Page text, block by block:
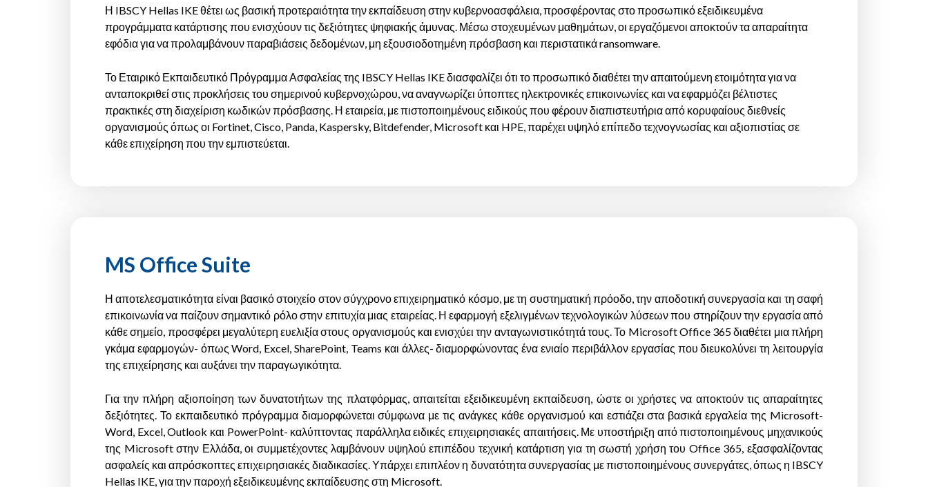
Η IBSCY Hellas IKE θέτει ως βασική προτεραιότητα την εκπαίδευση στην κυβερνοασφάλεια, προσφέροντας στο προσωπικό εξειδικευμένα
προγράμματα κατάρτισης που ενισχύουν τις δεξιότητες ψηφιακής άμυνας. Μέσω στοχευμένων μαθημάτων, οι εργαζόμενοι αποκτούν τα απαραίτητα
εφόδια για να προλαμβάνουν παραβιάσεις δεδομένων, μη εξουσιοδοτημένη πρόσβαση και περιστατικά ransomware.
Το Εταιρικό Εκπαιδευτικό Πρόγραμμα Ασφαλείας της IBSCY Hellas IKE διασφαλίζει ότι το προσωπικό διαθέτει την απαιτούμενη ετοιμότητα για να
ανταποκριθεί στις προκλήσεις του σημερινού κυβερνοχώρου, να αναγνωρίζει ύποπτες ηλεκτρονικές επικοινωνίες και να εφαρμόζει βέλτιστες
πρακτικές στη διαχείριση κωδικών πρόσβασης. Η εταιρεία, με πιστοποιημένους ειδικούς που φέρουν διαπιστευτήρια από κορυφαίους διεθνείς
οργανισμούς όπως οι Fortinet, Cisco, Panda, Kaspersky, Bitdefender, Microsoft και HPE, παρέχει υψηλό επίπεδο τεχνογνωσίας και αξιοπιστίας σε
κάθε επιχείρηση που την εμπιστεύεται.
MS Office Suite
Η αποτελεσματικότητα είναι βασικό στοιχείο στον σύγχρονο επιχειρηματικό κόσμο, με τη συστηματική πρόοδο, την αποδοτική συνεργασία και τη σαφή
επικοινωνία να παίζουν σημαντικό ρόλο στην επιτυχία μιας εταιρείας. Η εφαρμογή εξελιγμένων τεχνολογικών λύσεων που στηρίζουν την εργασία από
κάθε σημείο, προσφέρει μεγαλύτερη ευελιξία στους οργανισμούς και ενισχύει την ανταγωνιστικότητά τους. Το Microsoft Office 365 διαθέτει μια πλήρη
γκάμα εφαρμογών- όπως Word, Excel, SharePoint, Teams και άλλες- διαμορφώνοντας ένα ενιαίο περιβάλλον εργασίας που διευκολύνει τη λειτουργία
της επιχείρησης και αυξάνει την παραγωγικότητα.
Για την πλήρη αξιοποίηση των δυνατοτήτων της πλατφόρμας, απαιτείται εξειδικευμένη εκπαίδευση, ώστε οι χρήστες να αποκτούν τις απαραίτητες
δεξιότητες. Το εκπαιδευτικό πρόγραμμα διαμορφώνεται σύμφωνα με τις ανάγκες κάθε οργανισμού και εστιάζει στα βασικά εργαλεία της Microsoft-
Word, Excel, Outlook και PowerPoint- καλύπτοντας παράλληλα ειδικές επιχειρησιακές απαιτήσεις. Με υποστήριξη από πιστοποιημένους μηχανικούς
της Microsoft στην Ελλάδα, οι συμμετέχοντες λαμβάνουν υψηλού επιπέδου τεχνική κατάρτιση για τη σωστή χρήση του Office 365, εξασφαλίζοντας
ασφαλείς και απρόσκοπτες επιχειρησιακές διαδικασίες. Υπάρχει επιπλέον η δυνατότητα συνεργασίας με πιστοποιημένους συνεργάτες, όπως η IBSCY
Hellas IKE, για την παροχή εξειδικευμένης εκπαίδευσης στη Microsoft.